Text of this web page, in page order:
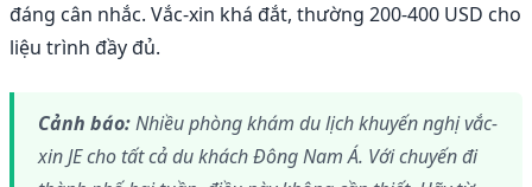
đáng cân nhắc. Vắc-xin khá đắt, thường 200-400 USD cho
liệu trình đầy đủ.
Cảnh báo:Nhiều phòng khám du lịch khuyến nghị vắc-
xin JE cho tất cả du khách Đông Nam Á. Với chuyến đi